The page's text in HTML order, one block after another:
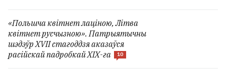
«Польшча квітнет лаціною, Літва
квітнет русчызною». Патрыятычны
шэдэўр XVII стагоддзя аказаўся
расійскай падробкай ХІХ-га
10